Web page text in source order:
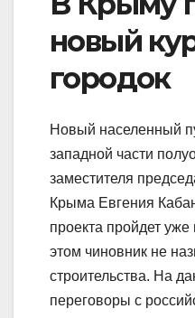
новый
городок
Новый населенный
западной части
заместителя
Крыма Евгения
проекта пройдет
этом чиновник не
строительства. На
переговоры с